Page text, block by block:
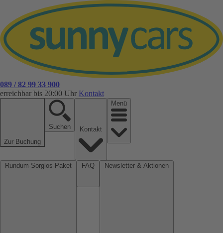
089 / 82 99 33 900
erreichbar bis 20:00 Uhr Kontakt
Zur Buchung
Suchen
Menü